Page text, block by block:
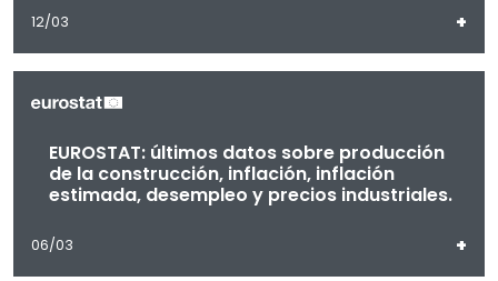
12/03 +
EUROSTAT: últimos datos sobre producción
de la construcción, inflación, inflación
estimada, desempleo y precios industriales.
06/03 +